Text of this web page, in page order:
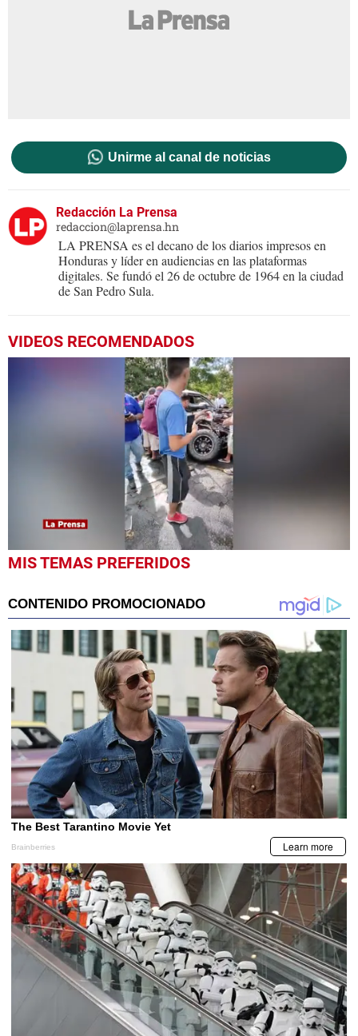
Unirme al canal de noticias
Redacción La Prensa
redaccion@laprensa.hn
LA PRENSA es el decano de los diarios impresos en
Honduras y líder en audiencias en las plataformas
digitales. Se fundó el 26 de octubre de 1964 en la ciudad
de San Pedro Sula.
VIDEOS RECOMENDADOS
0
seconds
seconds
MIS TEMAS PREFERIDOS